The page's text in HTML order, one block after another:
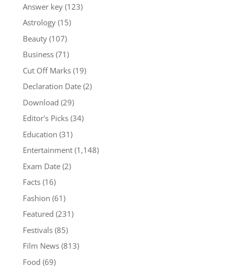
Answer key(123)
Astrology(15)
Beauty(107)
Business(71)
Cut Off Marks(19)
Declaration Date(2)
Download (29)
Editor's Picks(34)
Education (31)
Entertainment(1,148)
Exam Date(2)
Facts(16)
Fashion (61)
Featured (231)
Festivals(85)
Film News(813)
Food (69)